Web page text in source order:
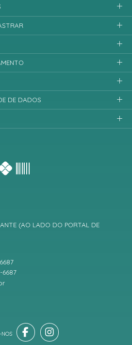
(AO LADO DO PORTAL DE
6687
DE DADOS